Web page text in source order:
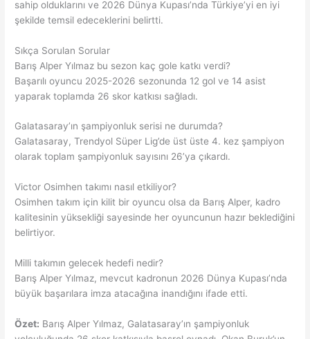
sahip olduklarını ve 2026 Dünya Kupası’nda Türkiye’yi en iyi
şekilde temsil edeceklerini belirtti.
Sıkça Sorulan Sorular
Barış Alper Yılmaz bu sezon kaç gole katkı verdi?
Başarılı oyuncu 2025-2026 sezonunda 12 gol ve 14 asist
yaparak toplamda 26 skor katkısı sağladı.
Galatasaray’ın şampiyonluk serisi ne durumda?
Galatasaray, Trendyol Süper Lig’de üst üste 4. kez şampiyon
olarak toplam şampiyonluk sayısını 26’ya çıkardı.
Victor Osimhen takımı nasıl etkiliyor?
Osimhen takım için kilit bir oyuncu olsa da Barış Alper, kadro
kalitesinin yüksekliği sayesinde her oyuncunun hazır beklediğini
belirtiyor.
Milli takımın gelecek hedefi nedir?
Barış Alper Yılmaz, mevcut kadronun 2026 Dünya Kupası’nda
büyük başarılara imza atacağına inandığını ifade etti.
Özet: Barış Alper Yılmaz, Galatasaray’ın şampiyonluk